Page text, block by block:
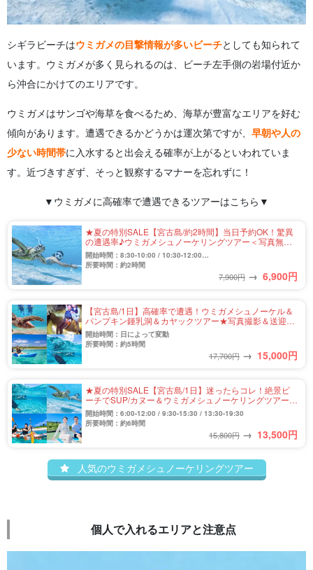
シギラビーチはウミガメの目撃情報が多いビーチとしても知られて
います。ウミガメが多く見られるのは、ビーチ左手側の岩場付近か
ら沖合にかけてのエリアです。
ウミガメはサンゴや海草を食べるため、海草が豊富なエリアを好む
傾向があります。遭遇できるかどうかは運次第ですが、 早朝や人の
少ない時間帯に入水すると出会える確率が上がるといわれていま
す。近づきすぎず、そっと観察するマナーを忘れずに！
▼ウミガメに高確率で遭遇できるツアーはこちら▼
★夏の特別SALE【宮古島/約2時間】当日予約OK！驚異
の遭遇率♪ウミガメシュノーケリングツアー＜写真無料
＆送迎相談可＞初心者歓迎☆（No.934）
開始時間：8:30-10:00 / 10:30-12:00
13:30-15:00 / 15:30-17:00
所要時間：約2時間
7,900円 → 6,900円
【宮古島/1日】高確率で遭遇！ウミガメシュノーケル＆
パンプキン鍾乳洞＆カヤックツアー★写真撮影＆送迎付
き（No.807）
開始時間：日によって変動
所要時間：約5時間
17,700円 → 15,000円
★夏の特別SALE【宮古島/1日】迷ったらコレ！絶景ビ
ーチでSUP/カヌー＆ウミガメシュノーケリングツアー★
写真撮影＆送迎付き（No.909）
開始時間：6:00-12:00 / 9:30-15:30 / 13:30-19:30
所要時間：約6時間
15,800円 → 13,500円
人気のウミガメシュノーケリングツアー
個人で入れるエリアと注意点